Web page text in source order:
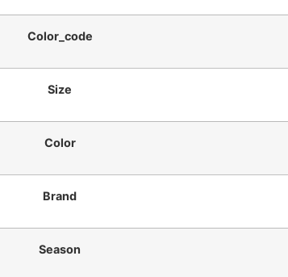
Color_code
Size
Color
Brand
Season